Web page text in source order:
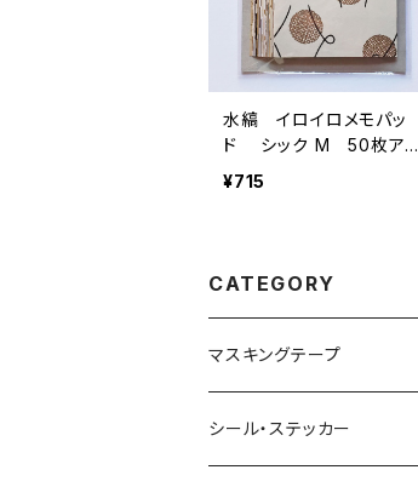
水縞 イロイロメモパッ
ド シック M 50枚アソ
ート
¥715
CATEGORY
マスキングテープ
ヨハク
シール・ステッカー